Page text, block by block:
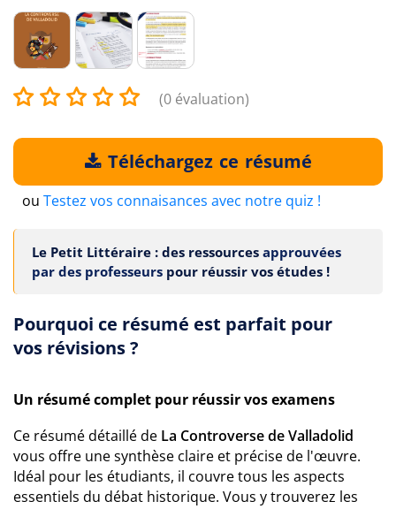
(0 évaluation)
Téléchargez ce résumé
ou Testez vos connaisances avec notre quiz !
Le Petit Littéraire : des ressources approuvées
par des professeurs pour réussir vos études !
Pourquoi ce résumé est parfait pour
vos révisions ?
Un résumé complet pour réussir vos examens
Ce résumé détaillé de La Controverse de Valladolid
vous offre une synthèse claire et précise de l'œuvre.
Idéal pour les étudiants, il couvre tous les aspects
essentiels du débat historique. Vous y trouverez les